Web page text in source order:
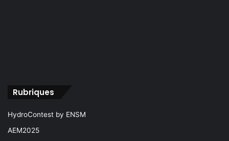
Rubriques
HydroContest by ENSM
AEM2025